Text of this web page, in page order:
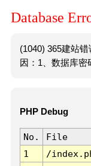
Database
(1040) 365建站
因：1、数据库密
PHP Debug
No. File
1
/